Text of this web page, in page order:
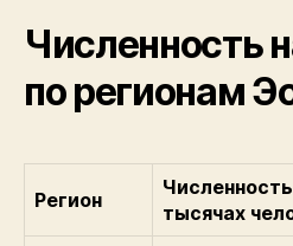
Численность
по регионам
Регион
тысячах